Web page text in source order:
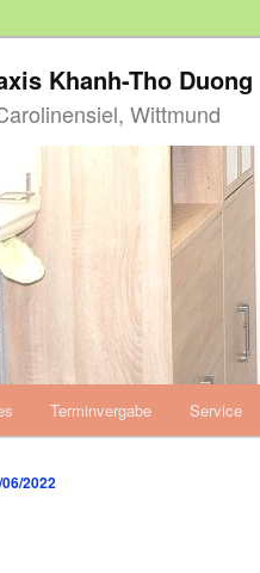
Khanh-Tho Duong
Wittmund
Terminvergabe Service
2022